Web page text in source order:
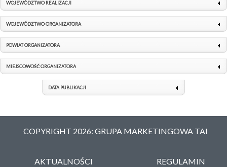
WOJEWÓDZTWO REALIZACJI
WOJEWÓDZTWO ORGANIZATORA
POWIAT ORGANIZATORA
MIEJSCOWOŚĆ ORGANIZATORA
DATA PUBLIKACJI
COPYRIGHT 2026: GRUPA MARKETINGOWA TAI
AKTUALNOŚCI REGULAMIN